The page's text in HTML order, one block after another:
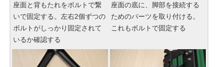
座面と背もたれをボルトで繋
いで固定する。左右2個ずつの
ボルトがしっかり固定されて
いるか確認する
座面の底に、脚部を接続する
ためのパーツを取り付ける。
これもボルトで固定する